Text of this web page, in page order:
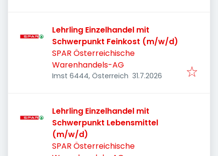
Lehrling Einzelhandel mit
Schwerpunkt Feinkost (m/w/d)
SPAR Österreichische
Warenhandels-AG
Imst 6444, Österreich Veröffentlicht
31.7.2026
Lehrling Einzelhandel mit
Schwerpunkt Lebensmittel
(m/w/d)
SPAR Österreichische